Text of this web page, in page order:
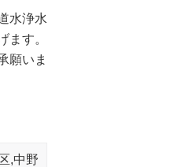
水浄水
ます。
願いま
,中野